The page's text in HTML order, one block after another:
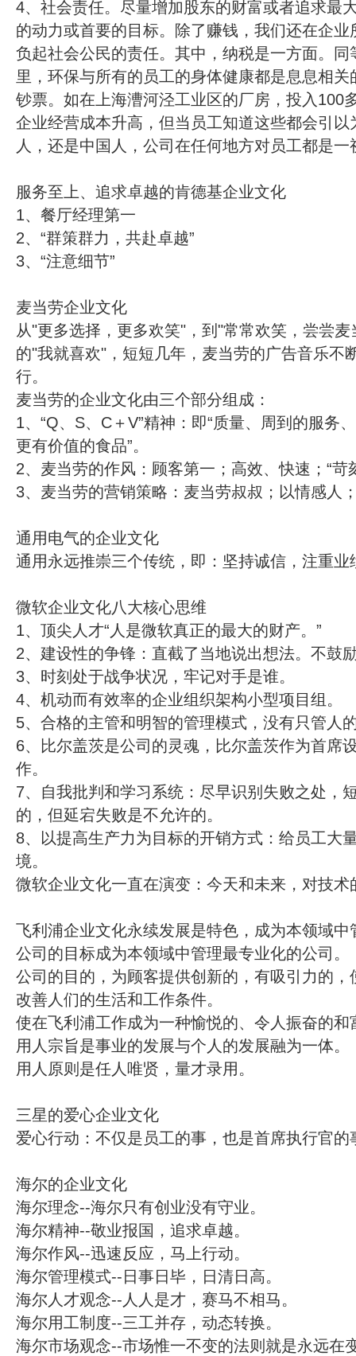
4、社会责任。尽量增加股东的财富或者追求最
的动力或首要的目标。除了赚钱，我们还在企
负起社会公民的责任。其中，纳税是一方面。
里，环保与所有的员工的身体健康都是息息相
钞票。如在上海漕河泾工业区的厂房，投入100
企业经营成本升高，但当员工知道这些都会引
人，还是中国人，公司在任何地方对员工都是一
服务至上、追求卓越的肯德基企业文化
1、餐厅经理第一
2、“群策群力，共赴卓越”
3、“注意细节”
麦当劳企业文化
从"更多选择，更多欢笑"，到"常常欢笑，尝尝
的"我就喜欢"，短短几年，麦当劳的广告音乐不
行。
麦当劳的企业文化由三个部分组成：
1、“Q、S、C＋V”精神：即“质量、周到的服务
更有价值的食品”。
2、麦当劳的作风：顾客第一；高效、快速；“苛
3、麦当劳的营销策略：麦当劳叔叔；以情感人
通用电气的企业文化
通用永远推崇三个传统，即：坚持诚信，注重业
微软企业文化八大核心思维
1、顶尖人才“人是微软真正的最大的财产。”
2、建设性的争锋：直截了当地说出想法。不鼓
3、时刻处于战争状况，牢记对手是谁。
4、机动而有效率的企业组织架构小型项目组。
5、合格的主管和明智的管理模式，没有只管人
6、比尔盖茨是公司的灵魂，比尔盖茨作为首席
作。
7、自我批判和学习系统：尽早识别失败之处，
的，但延宕失败是不允许的。
8、以提高生产力为目标的开销方式：给员工大
境。
微软企业文化一直在演变：今天和未来，对技术
飞利浦企业文化永续发展是特色，成为本领域中
公司的目标成为本领域中管理最专业化的公司。
公司的目的，为顾客提供创新的，有吸引力的
改善人们的生活和工作条件。
使在飞利浦工作成为一种愉悦的、令人振奋的和
用人宗旨是事业的发展与个人的发展融为一体。
用人原则是任人唯贤，量才录用。
三星的爱心企业文化
爱心行动：不仅是员工的事，也是首席执行官的
海尔的企业文化
海尔理念--海尔只有创业没有守业。
海尔精神--敬业报国，追求卓越。
海尔作风--迅速反应，马上行动。
海尔管理模式--日事日毕，日清日高。
海尔人才观念--人人是才，赛马不相马。
海尔用工制度--三工并存，动态转换。
海尔市场观念--市场惟一不变的法则就是永远在